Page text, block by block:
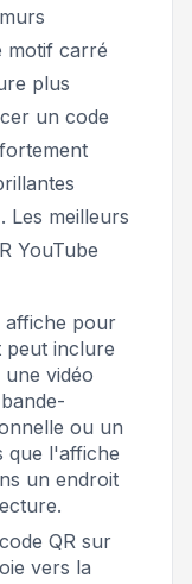
motif carré
plus
un code
Les meilleurs
YouTube
affiche pour
peut inclure
vidéo
ou un
que l'affiche
un endroit
QR sur
vers la